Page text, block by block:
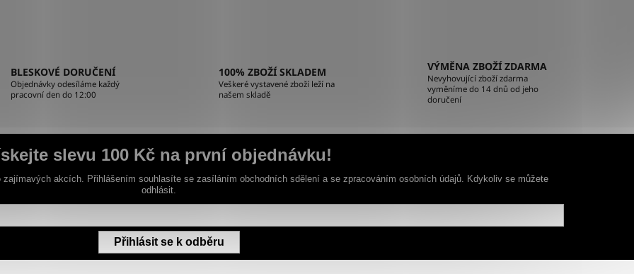
í
p
r
v
k
v
ý
p
BLESKOVÉ DORUČENÍ
Objednávky odesíláme každý
pracovní den do 12:00
100% ZBOŽÍ SKLADEM
Veškeré vystavené zboží leží na
našem skladě
VÝMĚNA ZBOŽÍ ZDARMA
Nevyhovující zboží zdarma
vyměníme do 14 dnů od jeho
doručení
slevu 100 Kč na první objednávku!
akcích. Přihlášením souhlasíte se zasíláním obchodních sdělení a se zpracováním osobních údajů. Kdykoliv se můžete
odhlásit.
Přihlásit se k odběru